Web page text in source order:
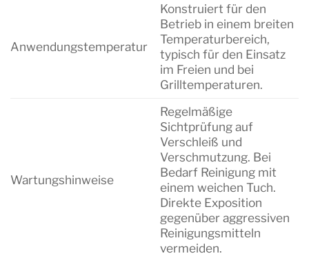
Anwendungstemperatur
Konstruiert für den
Betrieb in einem breiten
Temperaturbereich,
typisch für den Einsatz
im Freien und bei
Grilltemperaturen.
Wartungshinweise
Regelmäßige
Sichtprüfung auf
Verschleiß und
Verschmutzung. Bei
Bedarf Reinigung mit
einem weichen Tuch.
Direkte Exposition
gegenüber aggressiven
Reinigungsmitteln
vermeiden.